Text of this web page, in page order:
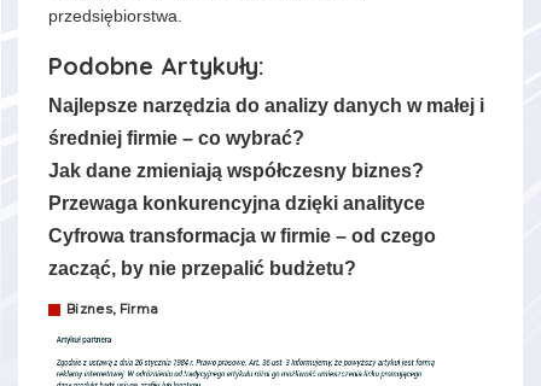
przedsiębiorstwa.
Podobne Artykuły:
Najlepsze narzędzia do analizy danych w małej i
średniej firmie – co wybrać?
Jak dane zmieniają współczesny biznes?
Przewaga konkurencyjna dzięki analityce
Cyfrowa transformacja w firmie – od czego
zacząć, by nie przepalić budżetu?
Biznes, Firma